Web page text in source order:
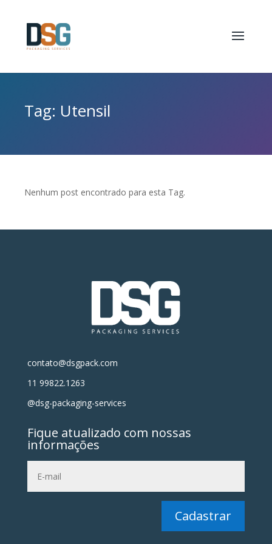
Tag: Utensil
Nenhum post encontrado para esta Tag.
contato@dsgpack.com
11 99822.1263
@dsg-packaging-services
Fique atualizado com nossas
informações
Cadastrar